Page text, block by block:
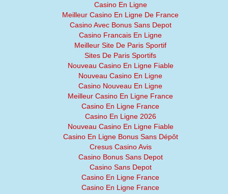
Casino En Ligne
Meilleur Casino En Ligne De France
Casino Avec Bonus Sans Depot
Casino Francais En Ligne
Meilleur Site De Paris Sportif
Sites De Paris Sportifs
Nouveau Casino En Ligne Fiable
Nouveau Casino En Ligne
Casino Nouveau En Ligne
Meilleur Casino En Ligne France
Casino En Ligne France
Casino En Ligne 2026
Nouveau Casino En Ligne Fiable
Casino En Ligne Bonus Sans Dépôt
Cresus Casino Avis
Casino Bonus Sans Depot
Casino Sans Depot
Casino En Ligne France
Casino En Ligne France